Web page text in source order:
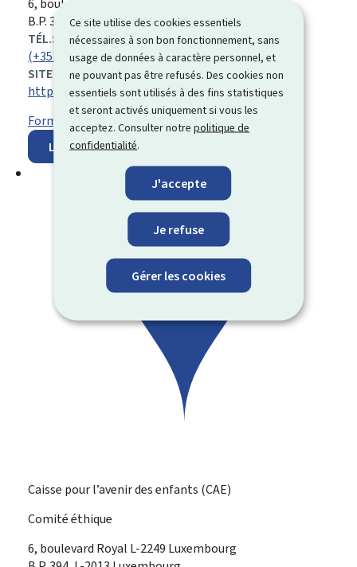
Ce site utilise des cookies essentiels
nécessaires à son bon fonctionnement, sans
usage de données à caractère personnel, et
ne pouvant pas être refusés. Des cookies non
essentiels sont utilisés à des fins statistiques
et seront activés uniquement si vous les
acceptez. Consulter notrepolitique de
confidentialité.
J'accepte
Je refuse
Gérer les cookies
:B.P. 394, L-2013 Luxembourg
TÉL.:
(+352) 47 71 53 1
SITE WEB :
https://cae.public.lu/fr.html
Formulaire de contact
Localisez sur la carte
Caisse pour l’avenir des enfants (CAE)
Comité éthique
ADRESSE
6, boulevard Royal L-2249 Luxembourg